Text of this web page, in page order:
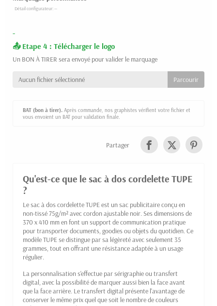
-
Etape 4 : Télécharger le logo
Un BON À TIRER sera envoyé pour valider le marquage
Aucun fichier sélectionné
BAT (bon à tirer). Après commande, nos graphistes vérifient votre fichier et
vous envoient un BAT pour validation finale.
Partager
Qu'est-ce que le sac à dos cordelette TUPE
?
Le sac à dos cordelette TUPE est un sac publicitaire conçu en
non-tissé 75g/m² avec cordon ajustable noir. Ses dimensions de
370 x 410 mm en font un support de communication pratique
pour transporter documents, goodies ou objets du quotidien. Ce
modèle TUPE se distingue par sa légèreté avec seulement 35
grammes, tout en offrant une résistance adaptée à un usage
régulier.
La personnalisation s'effectue par sérigraphie ou transfert
digital, avec la possibilité de marquer aussi bien la face avant
que la face arrière. Le transfert digital présente l'avantage de
conserver le même prix quel que soit le nombre de couleurs